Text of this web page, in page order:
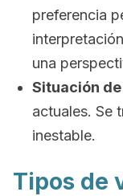
preferencia
una
Situación
actuales. Se
inestable.
Tipos de